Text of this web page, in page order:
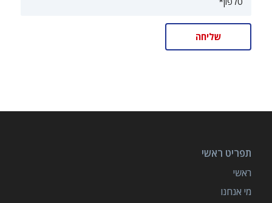
תפריט ראשי
ראשי
מי אנחנו